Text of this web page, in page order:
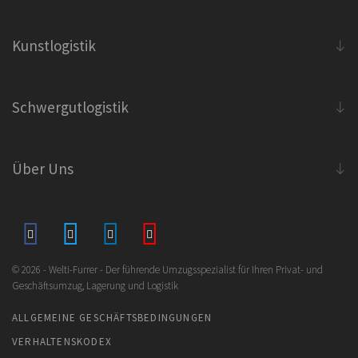
Kunstlogistik
Schwergutlogistik
Über Uns
© 2026 - Welti-Furrer - Der führende Umzugsspezialist für Ihren Privat- und
Geschäftsumzug, Lagerung und Logistik
ALLGEMEINE GESCHÄFTSBEDINGUNGEN
VERHALTENSKODEX